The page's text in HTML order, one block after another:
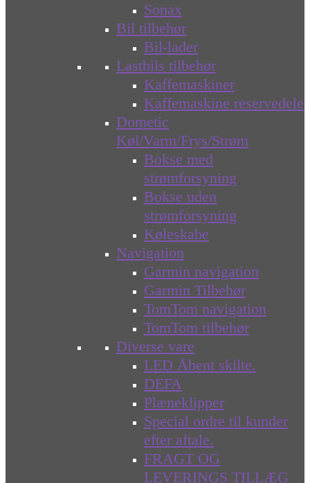
Sonax
Bil tilbehør
Bil-lader
Lastbils tilbehør
Kaffemaskiner
Kaffemaskine reservedele
Dometic
Køl/Varm/Frys/Strøm
Bokse med
strømforsyning
Bokse uden
strømforsyning
Køleskabe
Navigation
Garmin navigation
Garmin Tilbehør
TomTom navigation
TomTom tilbehør
Diverse vare
LED Åbent skilte.
DEFA
Plæneklipper
Special ordre til kunder
efter aftale.
FRAGT OG
LEVERINGS TILLÆG